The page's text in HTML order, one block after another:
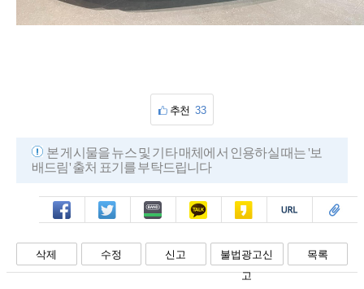
추천 33
본 게시물을 뉴스 및 기타 매체에서 인용하실 때는 '보
배드림' 출처 표기를 부탁드립니다
페북 트윗 밴드 카톡 카스 복사 스크랩
삭제 수정 신고
불법광고신
고
목록